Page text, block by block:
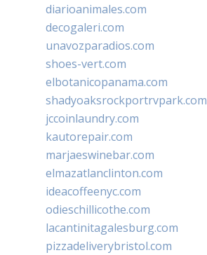
diarioanimales.com
decogaleri.com
unavozparadios.com
shoes-vert.com
elbotanicopanama.com
shadyoaksrockportrvpark.com
jccoinlaundry.com
kautorepair.com
marjaeswinebar.com
elmazatlanclinton.com
ideacoffeenyc.com
odieschillicothe.com
lacantinitagalesburg.com
pizzadeliverybristol.com